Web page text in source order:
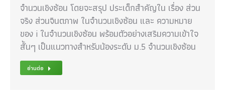
จำนวนเชิงซ้อน โดยจะสรุป ประเด็กสำคัญใน เรื่อง ส่วน
จริง ส่วนจินตภาพ ในจำนวนเชิงซ้อน และ ความหมาย
ของ i ในจำนวนเชิงซ้อน พร้อมตัวอย่างเสริมความเข้าใจ
สั้นๆ เป็นแนวทางสำหรับน้องระดับ ม.5 จำนวนเชิงซ้อน
อ่านต่อ